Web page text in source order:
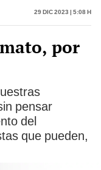
29 Dic 2023 | 5:08 h
por
pensar
del
que pueden,